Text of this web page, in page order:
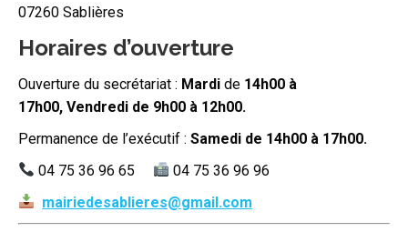
07260 Sablières
Horaires d’ouverture
Ouverture du secrétariat : Mardi de 14h00 à
17h00, Vendredi de 9h00 à 12h00.
Permanence de l’exécutif : Samedi de 14h00 à 17h00.
04 75 36 96 65
04 75 36 96 96
mairiedesablieres@gmail.com